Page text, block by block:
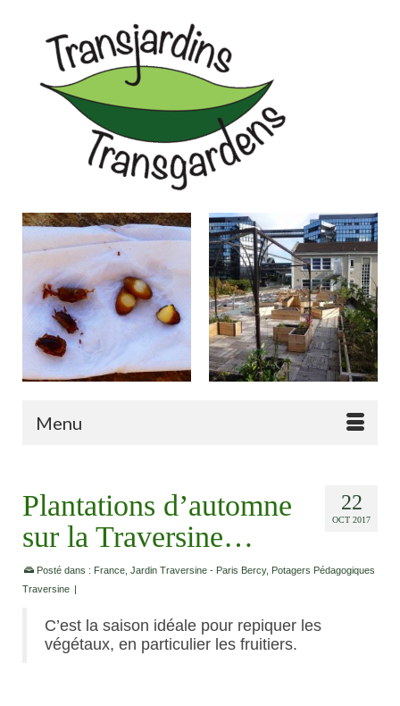
Menu
22
OCT 2017
Plantations d’automne
sur la Traversine…
Posté dans : France Jardin Traversine - Paris Bercy, Potagers Pédagogiques
Traversine |
C’est la saison idéale pour repiquer les
végétaux, en particulier les fruitiers.